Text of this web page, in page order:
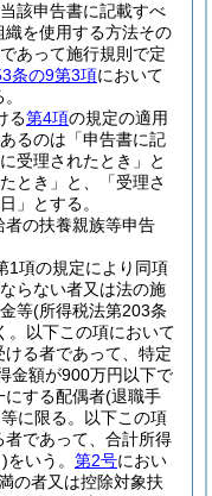
該申告書に記載すべ
織を使用する方法その
あって施行規則で定
条の9第3項において
る第4項の規定の適用
るのは「申告書に記
受理されたとき」と
とき」と、「受理さ
」とする。
の扶養親族等申告
1項の規定により同項
らない者又は法の施
等(所得税法第203条
。以下この項において
ける者であって、特定
金額が900万円以下で
にする配偶者(退職手
に限る。以下この項
者であって、合計所得
をいう。 第2号におい
の者又は控除対象扶